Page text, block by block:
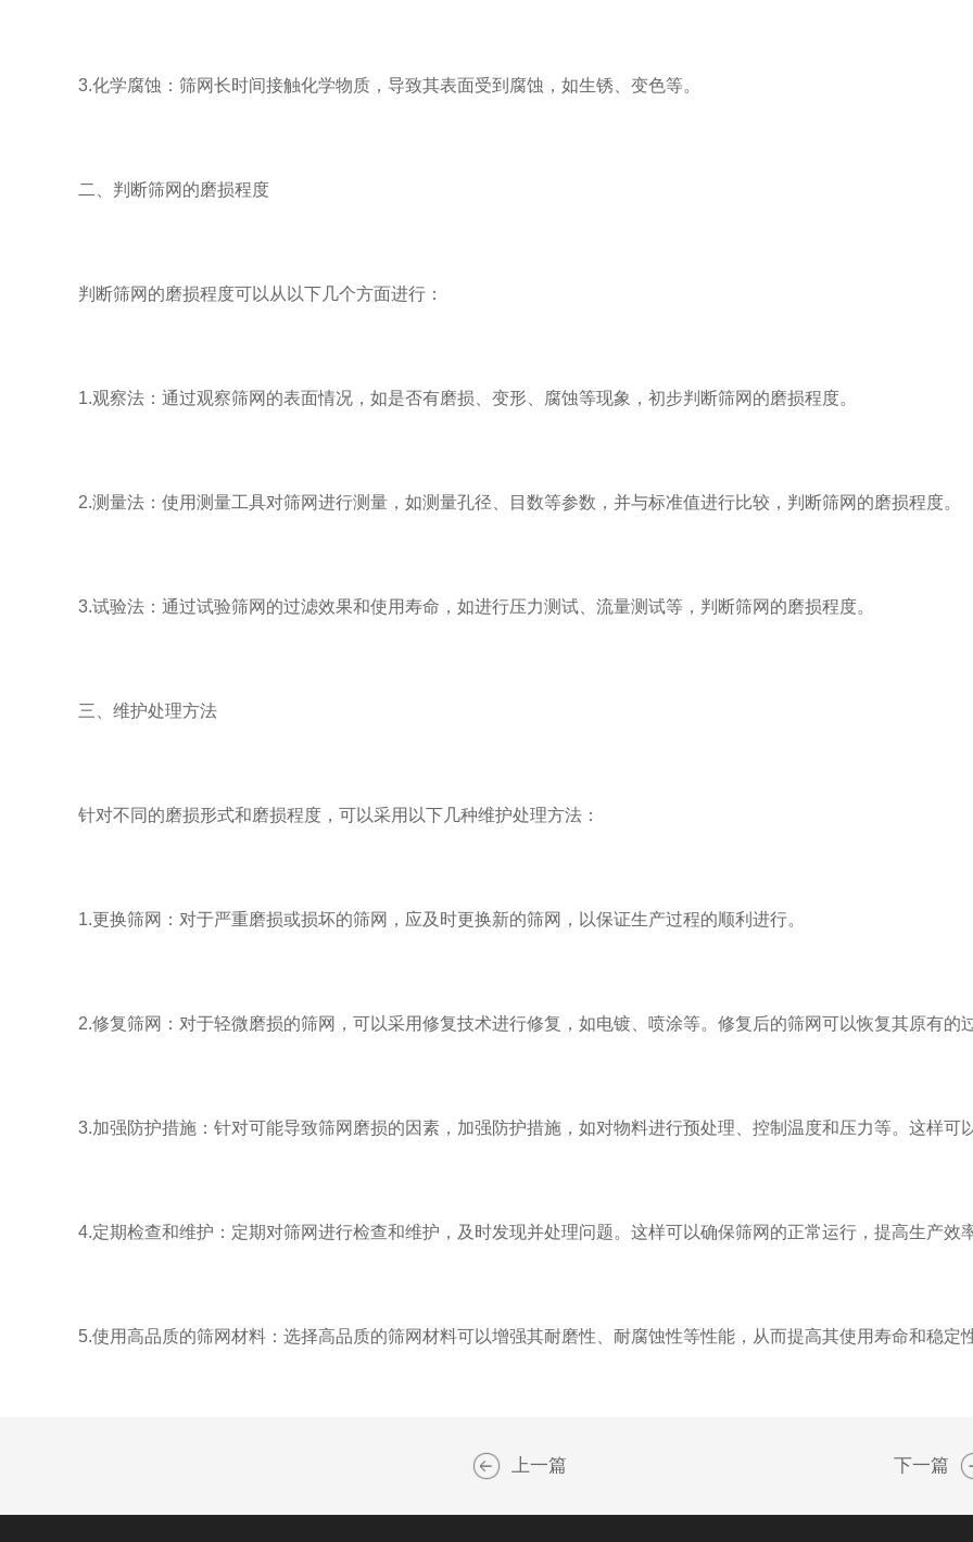
3.化学腐蚀：筛网长时间接触化学物质，导致其表面受到腐蚀，如生锈、变色等。
二、判断筛网的磨损程度
判断筛网的磨损程度可以从以下几个方面进行：
1.观察法：通过观察筛网的表面情况，如是否有磨损、变形、腐蚀等现象，初步判断筛网的磨损程度。
2.测量法：使用测量工具对筛网进行测量，如测量孔径、目数等参数，并与标准值进行比较，判断筛网的磨损程度。
3.试验法：通过试验筛网的过滤效果和使用寿命，如进行压力测试、流量测试等，判断筛网的磨损程度。
三、维护处理方法
针对不同的磨损形式和磨损程度，可以采用以下几种维护处理方法：
1.更换筛网：对于严重磨损或损坏的筛网，应及时更换新的筛网，以保证生产过程的顺利进行。
2.修复筛网：对于轻微磨损的筛网，可以采用修复技术进行修复，如电镀、喷涂等。修复后的筛网可以恢复其原有的
3.加强防护措施：针对可能导致筛网磨损的因素，加强防护措施，如对物料进行预处理、控制温度和压力等。这样可
4.定期检查和维护：定期对筛网进行检查和维护，及时发现并处理问题。这样可以确保筛网的正常运行，提高生产效
5.使用高品质的筛网材料：选择高品质的筛网材料可以增强其耐磨性、耐腐蚀性等性能，从而提高其使用寿命和稳定
上一篇 下一篇